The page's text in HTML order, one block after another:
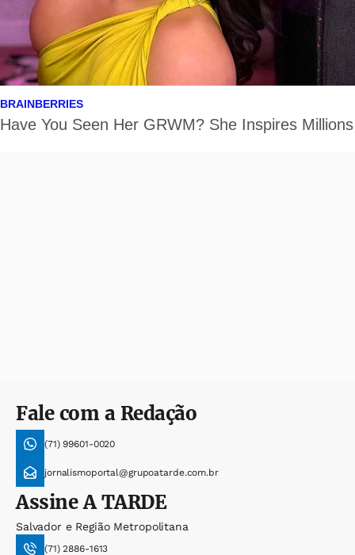
Fale com a Redação
(71) 99601-0020
jornalismoportal@grupoatarde.com.br
AssineA TARDE
Salvador e Região Metropolitana
(71) 2886-1613